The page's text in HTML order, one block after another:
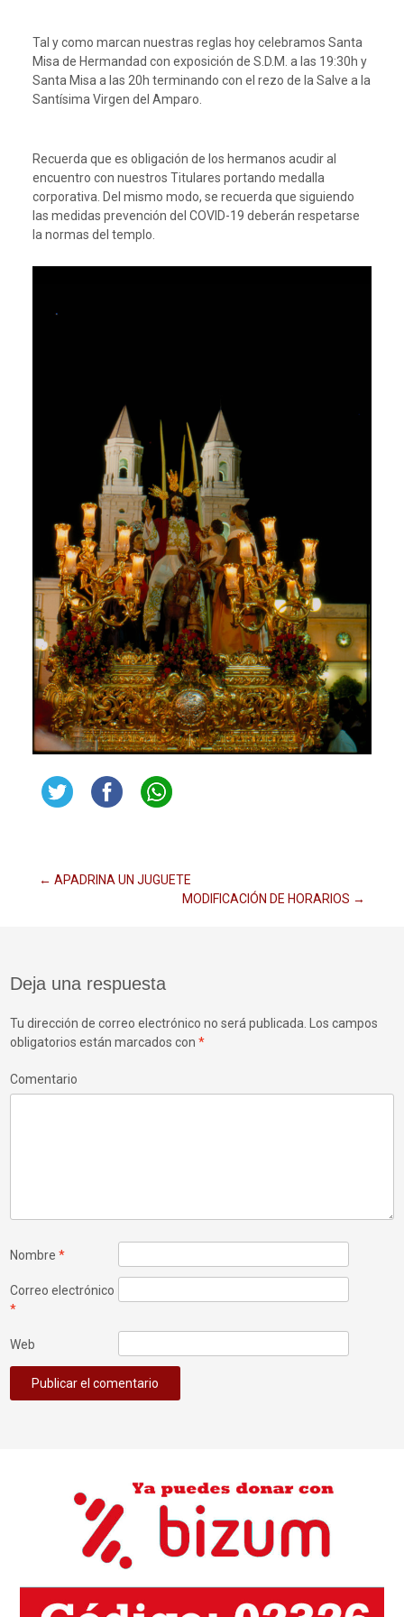
Tal y como marcan nuestras reglas hoy celebramos Santa
Misa de Hermandad con exposición de S.D.M. a las 19:30h y
Santa Misa a las 20h terminando con el rezo de la Salve a la
Santísima Virgen del Amparo.
Recuerda que es obligación de los hermanos acudir al
encuentro con nuestros Titulares portando medalla
corporativa. Del mismo modo, se recuerda que siguiendo
las medidas prevención del COVID-19 deberán respetarse
la normas del templo.
Navegación
entradas
← APADRINA UN JUGUETE
MODIFICACIÓN DE HORARIOS →
Deja una respuesta
Tu dirección de correo electrónico no será publicada. Los campos
obligatorios están marcados con*
Comentario
Nombre*
Correo electrónico
*
Web